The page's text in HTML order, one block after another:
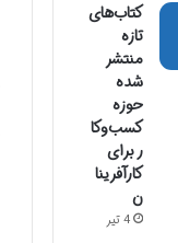
کتاب‌های
تازه
منتشر
شده
حوزه
کسب‌وکا
ر برای
کارآفرینا
ن
4 تیر